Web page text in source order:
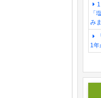
「
み
1年